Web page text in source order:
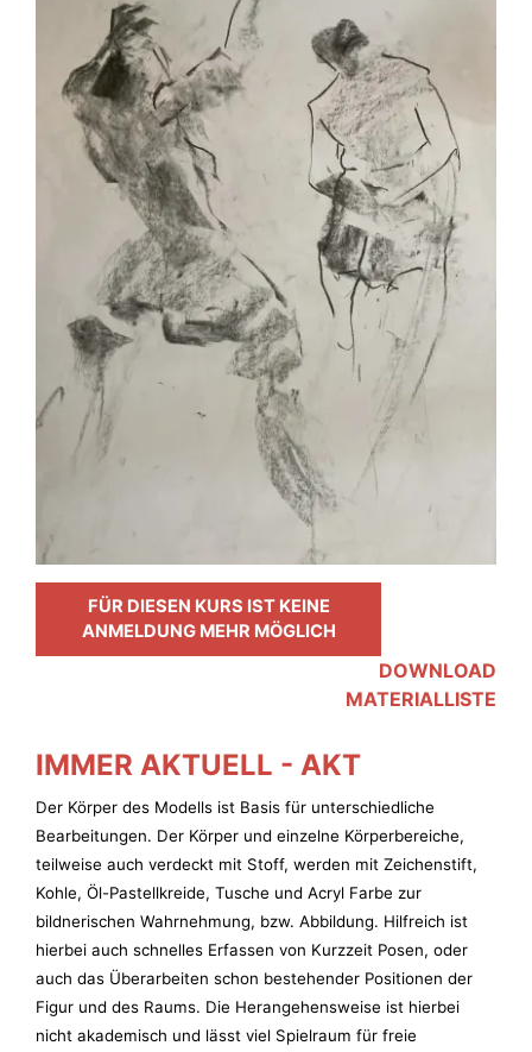
FÜR DIESEN KURS IST KEINE
ANMELDUNG MEHR MÖGLICH
DOWNLOAD
MATERIALLISTE
IMMER AKTUELL - AKT
Der Körper des Modells ist Basis für unterschiedliche
Bearbeitungen. Der Körper und einzelne Körperbereiche,
teilweise auch verdeckt mit Stoff, werden mit Zeichenstift,
Kohle, Öl-Pastellkreide, Tusche und Acryl Farbe zur
bildnerischen Wahrnehmung, bzw. Abbildung. Hilfreich ist
hierbei auch schnelles Erfassen von Kurzzeit Posen, oder
auch das Überarbeiten schon bestehender Positionen der
Figur und des Raums. Die Herangehensweise ist hierbei
nicht akademisch und lässt viel Spielraum für freie